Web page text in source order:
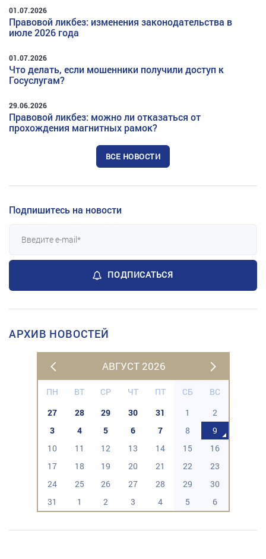
01.07.2026
Правовой ликбез: изменения законодательства в
июле 2026 года
01.07.2026
Что делать, если мошенники получили доступ к
Госуслугам?
29.06.2026
Правовой ликбез: можно ли отказаться от
прохождения магнитных рамок?
ВСЕ НОВОСТИ
Подпишитесь на новости
ПОДПИСАТЬСЯ
АРХИВ НОВОСТЕЙ
АВГУСТ 2026
ПН ВТ СР ЧТ ПТ СБ
ВС
27
28 29 30 31 1
2
3
4 5 6 7 8
9
10
11 12 13 14 15
16
17
18 19 20 21 22
23
24
25 26 27 28 29
30
31
1 2 3 4 5 6